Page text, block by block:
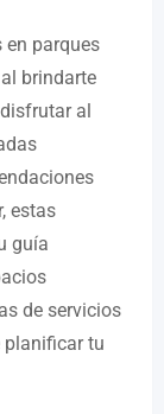
en parques
brindarte
al
estas
guía
de servicios
planificar tu